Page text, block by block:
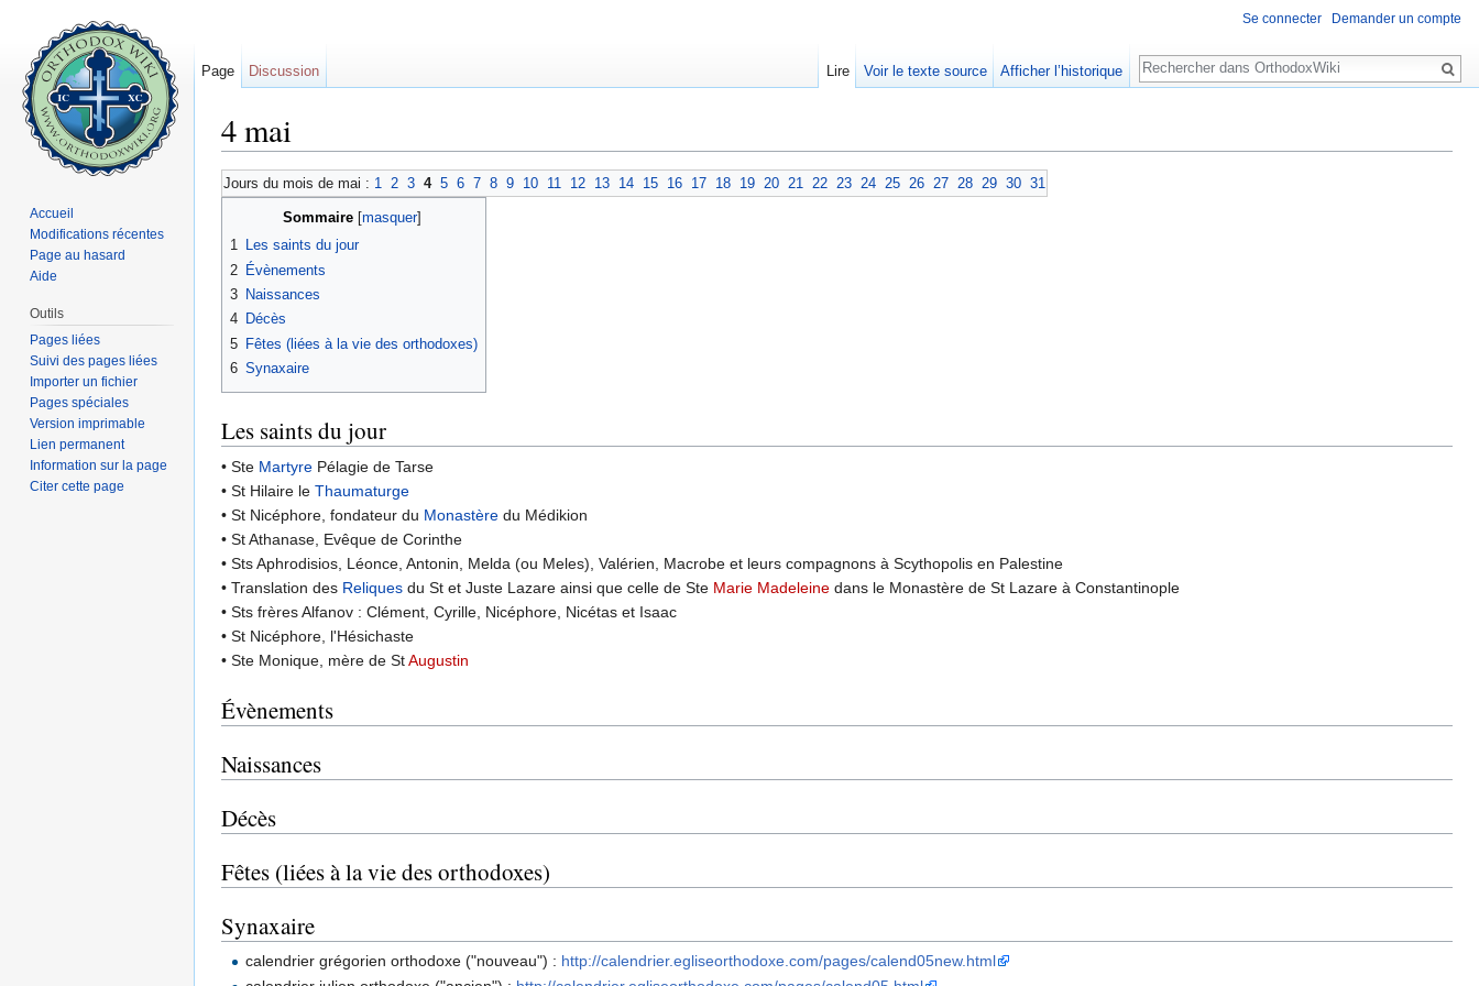
4 mai
Jours du mois de mai : 1 2 3 4 5 6 7 8 9 10 11 12 13 14 15 16 17 18 19 20 21 22 23 24 25 26 27 28 29 30 31
Sommaire[ masquer]
1 Les saints du jour
2 Évènements
3 Naissances
4 Décès
5 Fêtes (liées à la vie des orthodoxes)
6 Synaxaire
Les saints du jour
• Ste Martyre Pélagie de Tarse
• St Hilaire le Thaumaturge
• St Nicéphore, fondateur du Monastère du Médikion
• St Athanase, Evêque de Corinthe
• Sts Aphrodisios, Léonce, Antonin, Melda (ou Meles), Valérien, Macrobe et leurs compagnons à Scythopolis en Palestine
• Translation des Reliques du St et Juste Lazare ainsi que celle de Ste Marie Madeleine dans le Monastère de St Lazare à Constantinople
• Sts frères Alfanov : Clément, Cyrille, Nicéphore, Nicétas et Isaac
• St Nicéphore, l'Hésichaste
• Ste Monique, mère de StAugustin
Évènements
Naissances
Décès
Fêtes (liées à la vie des orthodoxes)
Synaxaire
calendrier grégorien orthodoxe ("nouveau") : http://calendrier.egliseorthodoxe.com/pages/calend05new.html
Se connecter Demander un compte
Page Discussion Lire Voir le texte source Afficher l’historique
Rechercher
Accueil
Modifications récentes
Page au hasard
Aide
Outils
Pages liées
Suivi des pages liées
Importer un fichier
Pages spéciales
Version imprimable
Lien permanent
Information sur la page
Citer cette page